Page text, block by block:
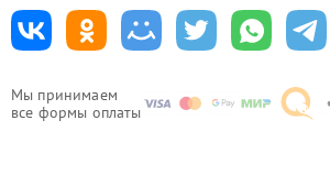
Мы принимаем
все формы оплаты